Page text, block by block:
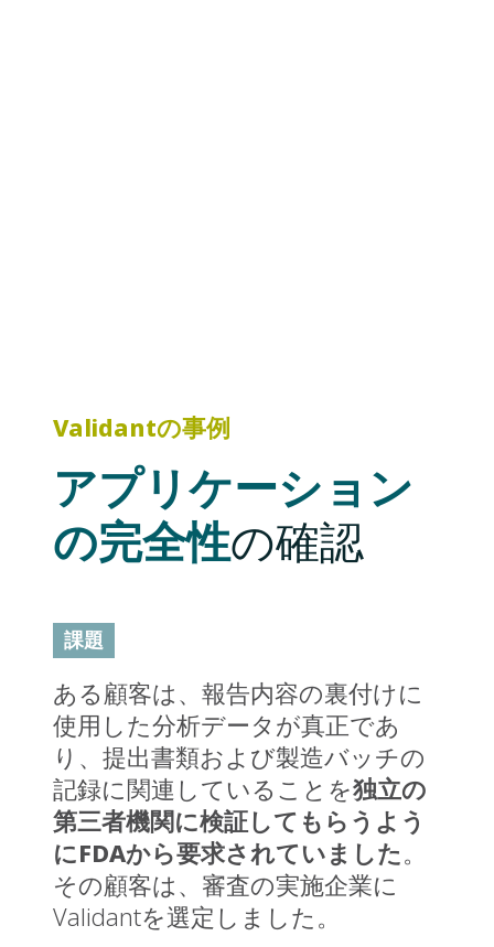
Validantの事例
アプリケーション
の完全性の確認
課題
ある顧客は、報告内容の裏付けに
使用した分析データが真正であ
り、提出書類および製造バッチの
記録に関連していることを独立の
第三者機関に検証してもらうよう
にFDAから要求されていました。
その顧客は、審査の実施企業に
Validantを選定しました。